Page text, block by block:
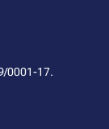
0001-17.